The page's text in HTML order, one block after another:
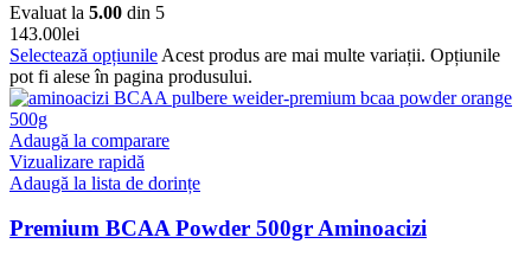
Evaluat la 5.00 din 5
143.00lei
Selectează opțiunile Acest produs are mai multe variații. Opțiunile
pot fi alese în pagina produsului.
Adaugă la comparare
Vizualizare rapidă
Adaugă la lista de dorințe
Premium BCAA Powder 500gr Aminoacizi